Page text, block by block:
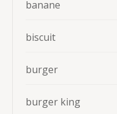
banane
biscuit
burger
burger king